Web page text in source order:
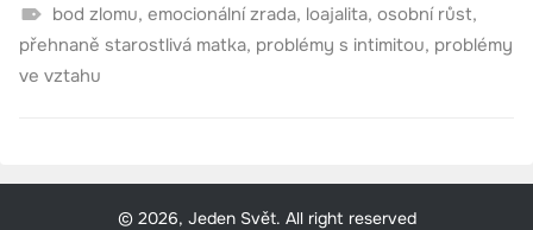
bod zlomu, emocionální zrada, loajalita, osobní růst,
přehnaně starostlivá matka, problémy s intimitou, problémy
ve vztahu
© 2026, Jeden Svět. All right reserved